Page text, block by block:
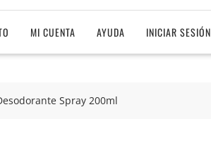
MI CUENTA AYUDA INICIAR SESIÓN
Spray 200ml